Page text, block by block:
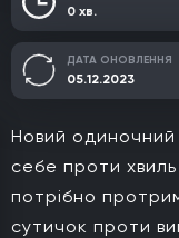
0 хв.
ДАТА ОНОВЛЕННЯ
05.12.2023
Новий
себе проти хвиль
потрібно
сутичок проти